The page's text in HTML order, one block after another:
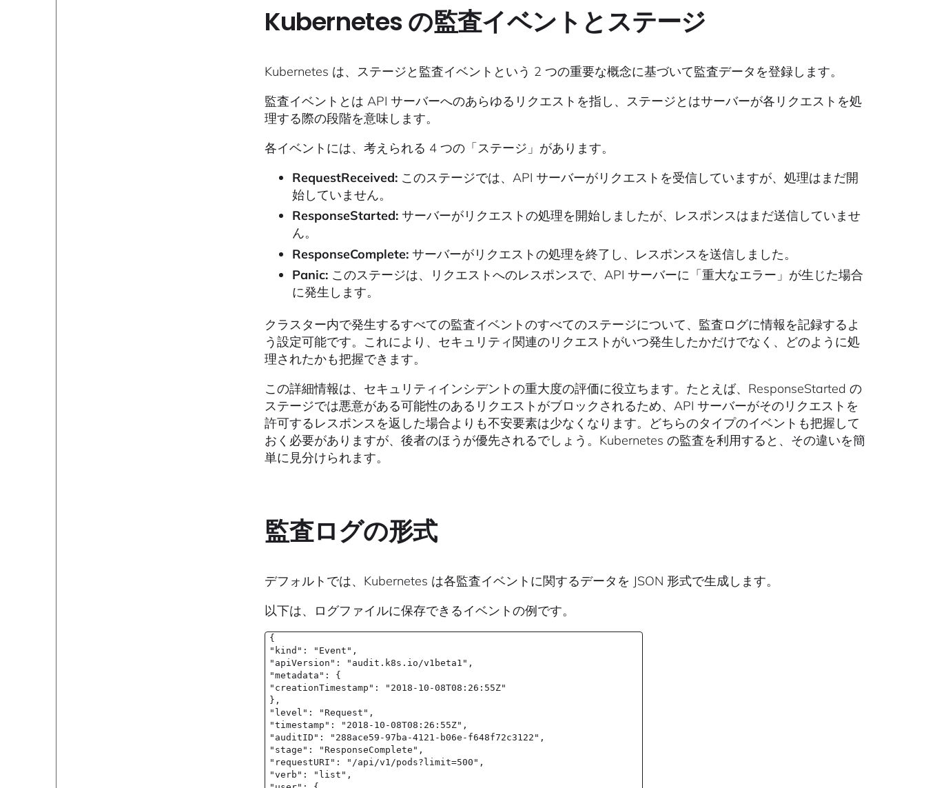
Kubernetes の監査イベントとステージ
Kubernetes は、ステージと監査イベントという 2 つの重要な概念に基づいて監査データを登録します。
監査イベントとは API サーバーへのあらゆるリクエストを指し、ステージとはサーバーが各リクエストを処
理する際の段階を意味します。
各イベントには、考えられる 4 つの「ステージ」があります。
RequestReceived:このステージでは、API サーバーがリクエストを受信していますが、処理はまだ開
始していません。
ResponseStarted:サーバーがリクエストの処理を開始しましたが、レスポンスはまだ送信していませ
ん。
ResponseComplete:サーバーがリクエストの処理を終了し、レスポンスを送信しました。
Panic:このステージは、リクエストへのレスポンスで、API サーバーに「重大なエラー」が生じた場合
に発生します。
クラスター内で発生するすべての監査イベントのすべてのステージについて、監査ログに情報を記録するよ
う設定可能です。これにより、セキュリティ関連のリクエストがいつ発生したかだけでなく、どのように処
理されたかも把握できます。
この詳細情報は、セキュリティインシデントの重大度の評価に役立ちます。たとえば、ResponseStarted の
ステージでは悪意がある可能性のあるリクエストがブロックされるため、API サーバーがそのリクエストを
許可するレスポンスを返した場合よりも不安要素は少なくなります。どちらのタイプのイベントも把握して
おく必要がありますが、後者のほうが優先されるでしょう。Kubernetes の監査を利用すると、その違いを簡
単に見分けられます。
監査ログの形式
デフォルトでは、Kubernetes は各監査イベントに関するデータを JSON 形式で生成します。
以下は、ログファイルに保存できるイベントの例です。
{
"kind": "Event",
"apiVersion": "audit.k8s.io/v1beta1",
"metadata": {
"creationTimestamp": "2018-10-08T08:26:55Z"
},
"level": "Request",
"timestamp": "2018-10-08T08:26:55Z",
"auditID": "288ace59-97ba-4121-b06e-f648f72c3122",
"stage": "ResponseComplete",
"requestURI": "/api/v1/pods?limit=500",
"verb": "list",